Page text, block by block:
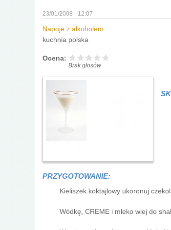
23/01/2008 - 12:07
Napoje z alkoholem
kuchnia polska
Ocena:
Brak głosów
PRZYGOTOWANIE:
Kieliszek koktajlowy ukoronuj
Wódkę, CREME i mleko wlej do